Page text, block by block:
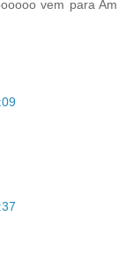
vem para Am